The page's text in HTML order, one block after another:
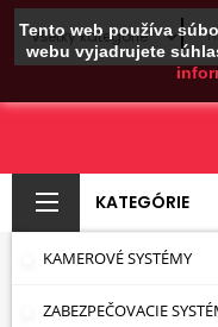
Tento web používa
webu vyjadrujete
KATEGÓRIE
KAMEROVÉ SYSTÉMY
ZABEZPEČOVACIE